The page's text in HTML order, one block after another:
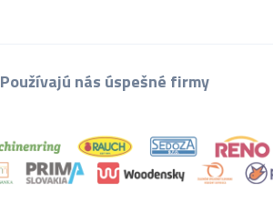
Používajú nás úspešné firmy